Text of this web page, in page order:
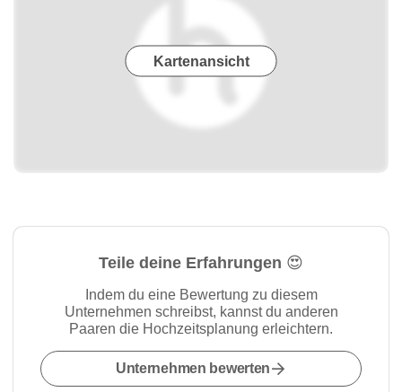
Kartenansicht
Teile deine Erfahrungen 😍
Indem du eine Bewertung zu diesem
Unternehmen schreibst, kannst du anderen
Paaren die Hochzeitsplanung erleichtern.
Unternehmen bewerten